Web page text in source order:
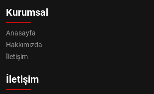
Kurumsal
Anasayfa
Hakkımızda
İletişim
İletişim